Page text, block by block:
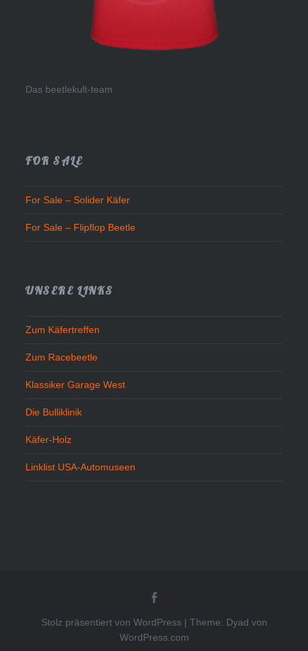
Das beetlekult-team
FOR SALE
For Sale – Solider Käfer
For Sale – Flipflop Beetle
UNSERE LINKS
Zum Käfertreffen
Zum Racebeetle
Klassiker Garage West
Die Bulliklinik
Käfer-Holz
Linklist USA-Automuseen
FB
Stolz präsentiert von WordPress | Theme: Dyad von
WordPress.com